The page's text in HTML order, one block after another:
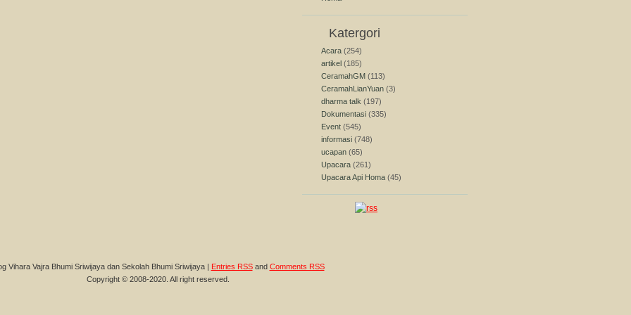
Katergori
Acara (254)
artikel (185)
CeramahGM (113)
CeramahLianYuan (3)
dharma talk (197)
Dokumentasi (335)
Event (545)
informasi (748)
ucapan (65)
Upacara (261)
Upacara Api Homa (45)
Vihara Vajra Bhumi Sriwijaya dan Sekolah Bhumi Sriwijaya | Entries RSSand Comments RSS
Copyright © 2008-2020. All right reserved.